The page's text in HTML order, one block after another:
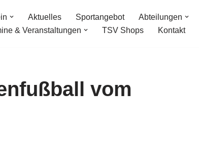
Aktuelles Sportangebot Abteilungen
& Veranstaltungen
TSV Shops Kontakt
vom